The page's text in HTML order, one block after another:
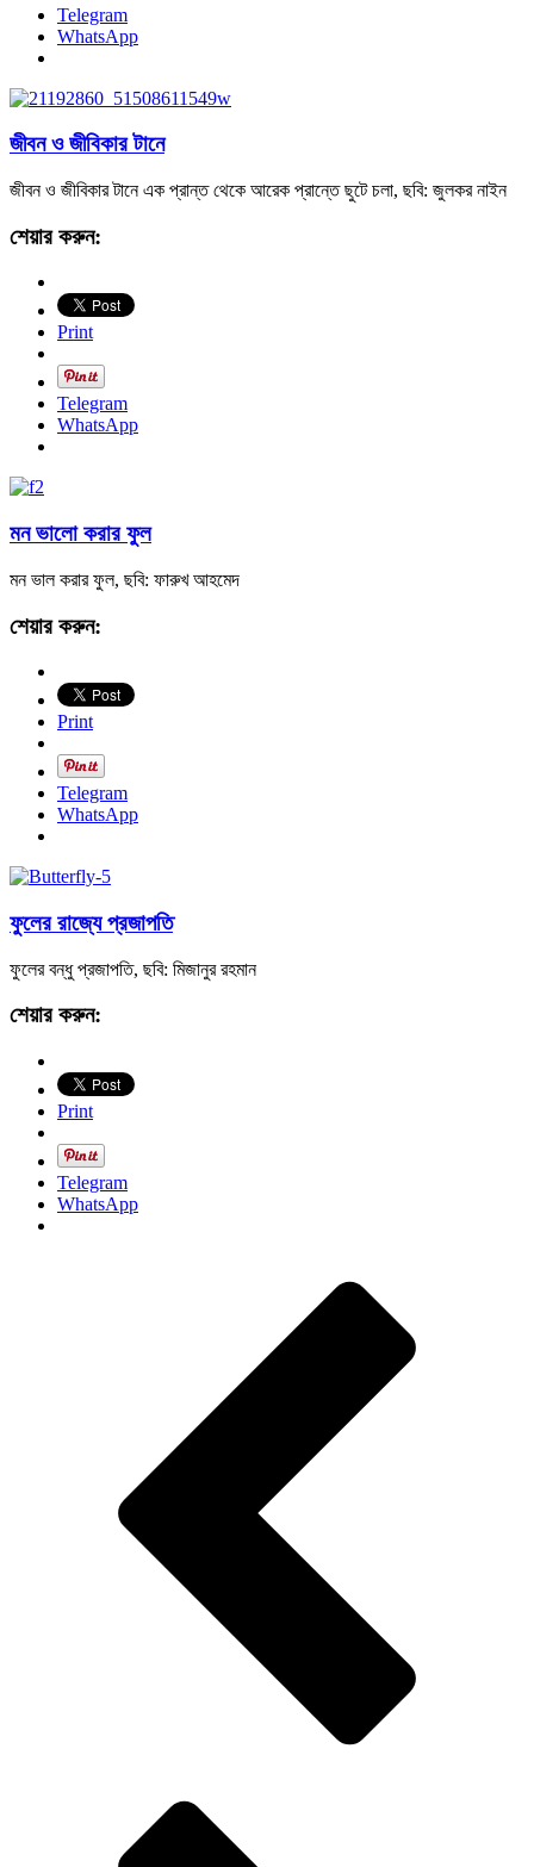
Telegram
WhatsApp
জীবন ও জীবিকার টানে
জীবন ও জীবিকার টানে এক প্রান্ত থেকে আরেক প্রান্তে ছুটে চলা, ছবি: জুলকর নাইন
শেয়ার করুন:
Print
Telegram
WhatsApp
মন ভালো করার ফুল
মন ভাল করার ফুল, ছবি: ফারুখ আহমেদ
শেয়ার করুন:
Print
Telegram
WhatsApp
ফুলের রাজ্যে প্রজাপতি
ফুলের বন্ধু প্রজাপতি, ছবি: মিজানুর রহমান
শেয়ার করুন:
Print
Telegram
WhatsApp